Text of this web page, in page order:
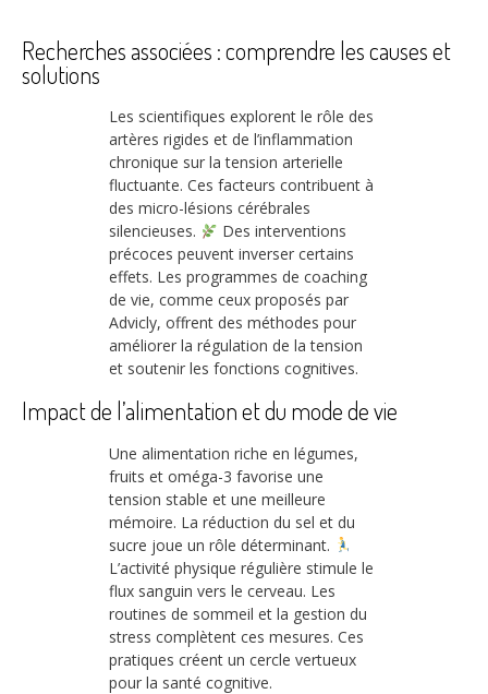
Recherches associées : comprendre les causes et
solutions
Les scientifiques explorent le rôle des
artères rigides et de l’inflammation
chronique sur la tension arterielle
fluctuante. Ces facteurs contribuent à
des micro-lésions cérébrales
silencieuses.
Des interventions
précoces peuvent inverser certains
effets. Les programmes de coaching
de vie, comme ceux proposés par
Advicly, offrent des méthodes pour
améliorer la régulation de la tension
et soutenir les fonctions cognitives.
Impact de l’alimentation et du mode de vie
Une alimentation riche en légumes,
fruits et oméga-3 favorise une
tension stable et une meilleure
mémoire. La réduction du sel et du
sucre joue un rôle déterminant.
L’activité physique régulière stimule le
flux sanguin vers le cerveau. Les
routines de sommeil et la gestion du
stress complètent ces mesures. Ces
pratiques créent un cercle vertueux
pour la santé cognitive.